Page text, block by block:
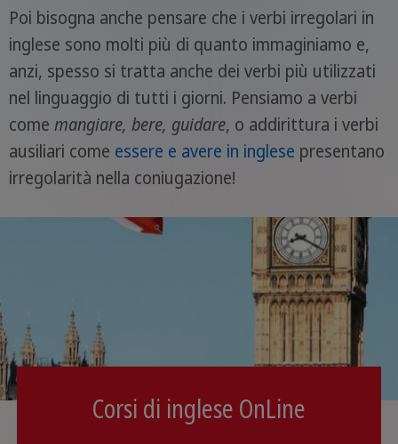
Poi bisogna anche pensare che i verbi irregolari in
inglese sono molti più di quanto immaginiamo e,
anzi, spesso si tratta anche dei verbi più utilizzati
nel linguaggio di tutti i giorni. Pensiamo a verbi
come mangiare, bere, guidare, o addirittura i verbi
ausiliari come essere e avere in inglese presentano
irregolarità nella coniugazione!
Corsi di inglese OnLine